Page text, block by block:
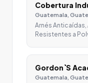
Cobertura
Guatemala,
Arnés Anticaídas,
Resistentes a
Gordon`S
Guatemala,